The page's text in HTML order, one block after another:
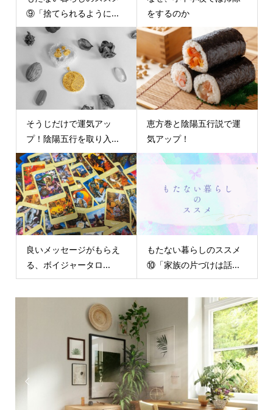
⑨「捨てられるように...
をするのか
そうじだけで運気アッ
プ！陰陽五行を取り入...
恵方巻と陰陽五行説で運
気アップ！
良いメッセージがもらえ
る、ボイジャータロ...
もたない暮らしのススメ
⑩「家族の片づけは話...
 